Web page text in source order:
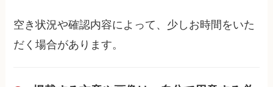
空き状況や確認内容によって、少しお時間をいた
だく場合があります。